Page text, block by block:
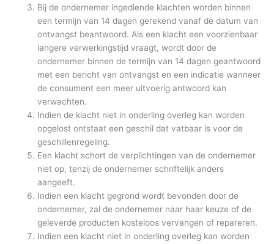
Bij de ondernemer ingediende klachten worden binnen
een termijn van 14 dagen gerekend vanaf de datum van
ontvangst beantwoord. Als een klacht een voorzienbaar
langere verwerkingstijd vraagt, wordt door de
ondernemer binnen de termijn van 14 dagen geantwoord
met een bericht van ontvangst en een indicatie wanneer
de consument een meer uitvoerig antwoord kan
verwachten.
Indien de klacht niet in onderling overleg kan worden
opgelost ontstaat een geschil dat vatbaar is voor de
geschillenregeling.
Een klacht schort de verplichtingen van de ondernemer
niet op, tenzij de ondernemer schriftelijk anders
aangeeft.
Indien een klacht gegrond wordt bevonden door de
ondernemer, zal de ondernemer naar haar keuze of de
geleverde producten kosteloos vervangen of repareren.
Indien een klacht niet in onderling overleg kan worden